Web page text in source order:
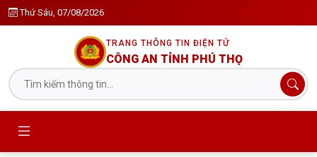
Thứ Sáu, 07/08/2026
TRANG THÔNG TIN ĐIỆN TỬ
CÔNG AN TỈNH PHÚ THỌ